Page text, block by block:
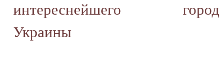
интереснейшего
Украины